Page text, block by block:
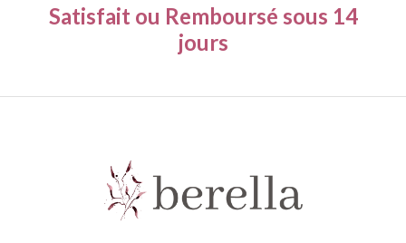
Satisfait ou Remboursé sous 14
jours